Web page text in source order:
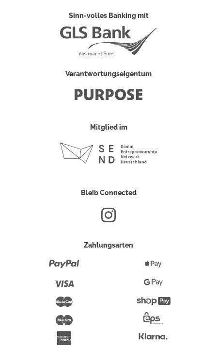
Sinn-volles Banking mit
Verantwortungseigentum
Mitglied im
Bleib Connected
Zahlungsarten
Maestro
Pay
Google
Pay
Überweisung